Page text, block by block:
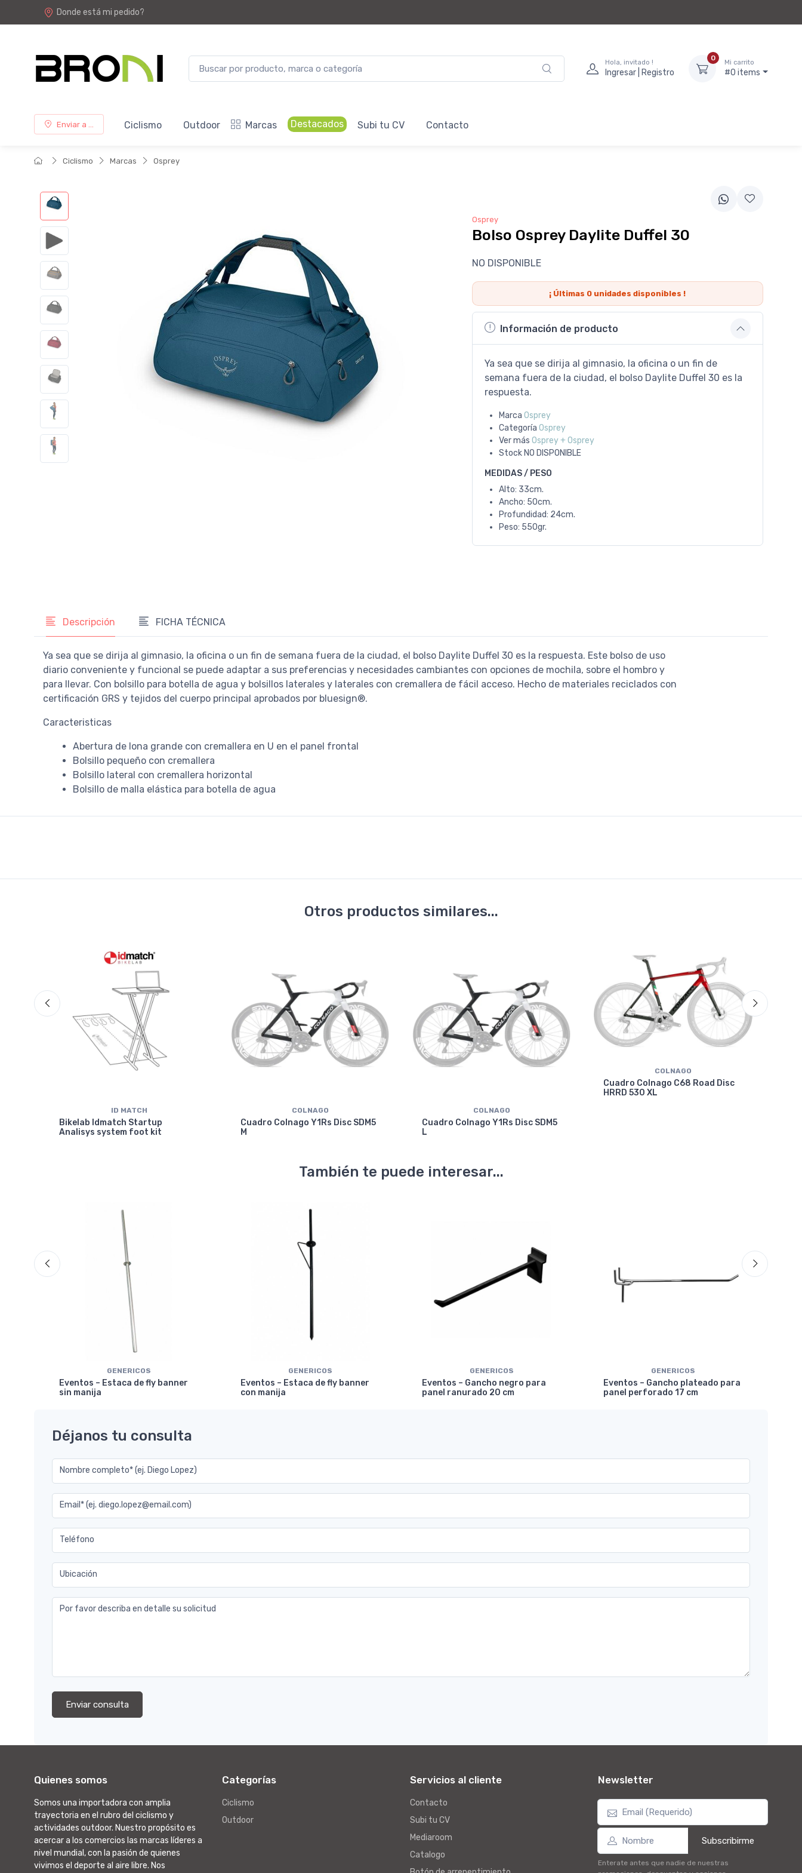
Donde está mi pedido?
Hola, invitado !
Ingresar | Registro
0
Mi carrito
#0 items
Enviar a ... Ciclismo Outdoor Marcas Destacados Subi tu CV Contacto
Ciclismo Marcas Osprey
Osprey
Bolso Osprey Daylite Duffel 30
NO DISPONIBLE
¡ Últimas 0 unidades disponibles !
Información de producto
Ya sea que se dirija al gimnasio, la oficina o un fin de
semana fuera de la ciudad, el bolso Daylite Duffel 30 es la
respuesta.
Marca Osprey
Categoría Osprey
Ver más Osprey + Osprey
Stock NO DISPONIBLE
MEDIDAS / PESO
Alto: 33cm.
Ancho: 50cm.
Profundidad: 24cm.
Peso: 550gr.
Descripción FICHA TÉCNICA
Ya sea que se dirija al gimnasio, la oficina o un fin de semana fuera de la ciudad, el bolso Daylite Duffel 30 es la respuesta. Este bolso de uso
diario conveniente y funcional se puede adaptar a sus preferencias y necesidades cambiantes con opciones de mochila, sobre el hombro y
para llevar. Con bolsillo para botella de agua y bolsillos laterales y laterales con cremallera de fácil acceso. Hecho de materiales reciclados con
certificación GRS y tejidos del cuerpo principal aprobados por bluesign®.
Caracteristicas
Abertura de lona grande con cremallera en U en el panel frontal
Bolsillo pequeño con cremallera
Bolsillo lateral con cremallera horizontal
Bolsillo de malla elástica para botella de agua
Otros productos similares...
ID MATCH
Bikelab Idmatch Startup
Analisys system foot kit
COLNAGO
Cuadro Colnago Y1Rs Disc SDM5
M
COLNAGO
Cuadro Colnago Y1Rs Disc SDM5
L
COLNAGO
Cuadro Colnago C68 Road Disc
HRRD 530 XL
También te puede interesar...
GENERICOS
Eventos – Estaca de fly banner
sin manija
GENERICOS
Eventos – Estaca de fly banner
con manija
GENERICOS
Eventos – Gancho negro para
panel ranurado 20 cm
GENERICOS
Eventos – Gancho plateado para
panel perforado 17 cm
Déjanos tu consulta
Nombre completo* (ej. Diego Lopez)
Email* (ej. diego.lopez@email.com)
Teléfono
Ubicación
Por favor describa en detalle su solicitud
Enviar consulta
Quienes somos
Somos una importadora con amplia
trayectoria en el rubro del ciclismo y
actividades outdoor. Nuestro propósito es
acercar a los comercios las marcas líderes a
nivel mundial, con la pasión de quienes
vivimos el deporte al aire libre. Nos
Categorías
Ciclismo
Outdoor
Servicios al cliente
Contacto
Subi tu CV
Mediaroom
Catalogo
Newsletter
Subscribirme
Enterate antes que nadie de nuestras